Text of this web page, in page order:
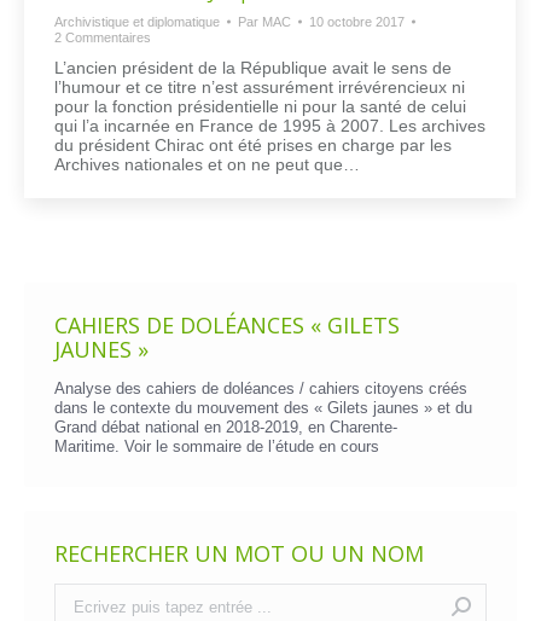
Archivistique et diplomatique Par MAC
10 octobre 2017
2 Commentaires
L’ancien président de la République avait le sens de
l’humour et ce titre n’est assurément irrévérencieux ni
pour la fonction présidentielle ni pour la santé de celui
qui l’a incarnée en France de 1995 à 2007. Les archives
du président Chirac ont été prises en charge par les
Archives nationales et on ne peut que…
CAHIERS DE DOLÉANCES « GILETS
JAUNES »
Analyse des cahiers de doléances / cahiers citoyens créés
dans le contexte du mouvement des « Gilets jaunes » et du
Grand débat national en 2018-2019, en Charente-
Maritime. Voir le sommaire de l’étude en cours
RECHERCHER UN MOT OU UN NOM